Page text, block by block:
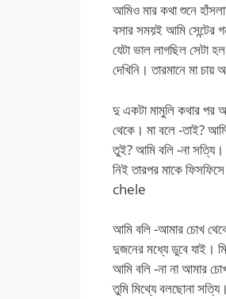
আমিও মার কথা শুনে
বসার সময়ই আমি সেন্টের
যেটা ভাল লাগছিল সেটা
দেখিনি। তারমানে মা
দু একটা মামুলি কথার পর
থেকে। মা বলে -তাই?
তুই? আমি বলি -না সত্যি।
নিই তারপর মাকে
chele
আমি বলি -আমার চোখ
দুজনের মধ্যে ডুবে যাই।
আমি বলি -না না আমার
তুমি মিথ্যে বলছোনা